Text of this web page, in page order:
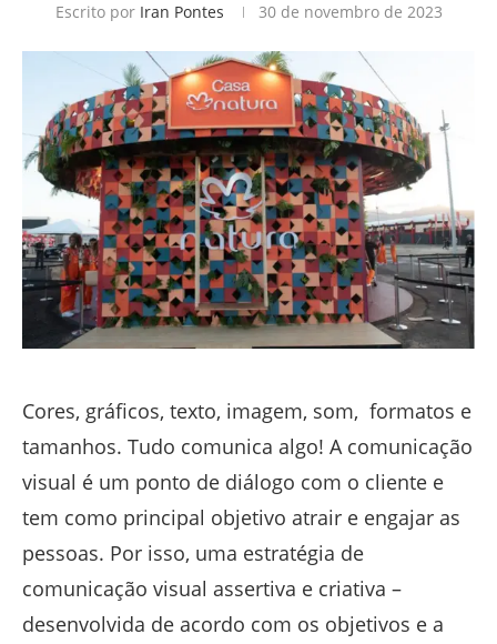
Escrito por Iran Pontes 30 de novembro de 2023
Cores, gráficos, texto, imagem, som, formatos e
tamanhos. Tudo comunica algo! A comunicação
visual é um ponto de diálogo com o cliente e
tem como principal objetivo atrair e engajar as
pessoas. Por isso, uma estratégia de
comunicação visual assertiva e criativa –
desenvolvida de acordo com os objetivos e a